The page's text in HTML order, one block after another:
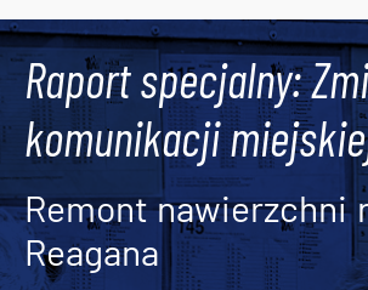
Raport specjalny:
komunikacji
Remont nawierzchni
Reagana